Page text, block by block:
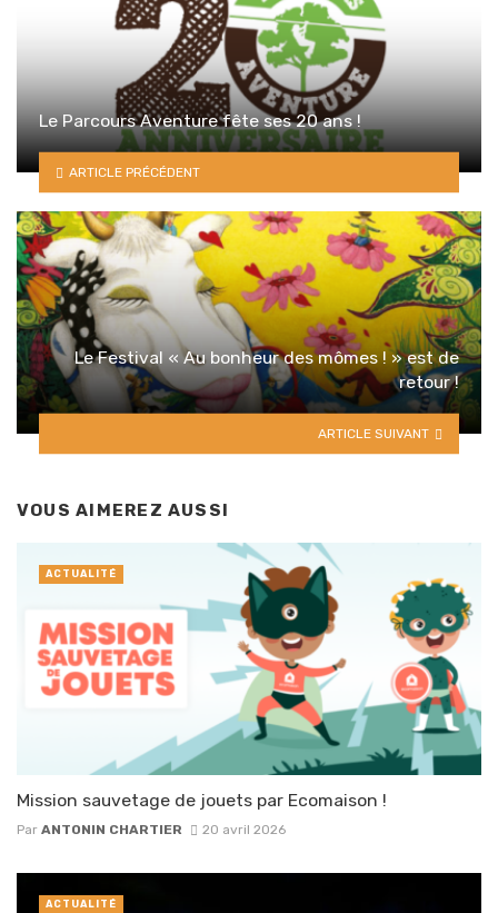
Le Parcours Aventure fête ses 20 ans !
ARTICLE PRÉCÉDENT
Le Festival « Au bonheur des mômes ! » est de
retour !
ARTICLE SUIVANT
VOUS AIMEREZ AUSSI
Mission sauvetage de jouets par Ecomaison !
Par ANTONIN CHARTIER 20 avril 2026
ACTUALITÉ
ACTUALITÉ